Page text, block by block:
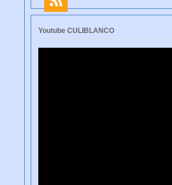
Youtube CULIBLANCO